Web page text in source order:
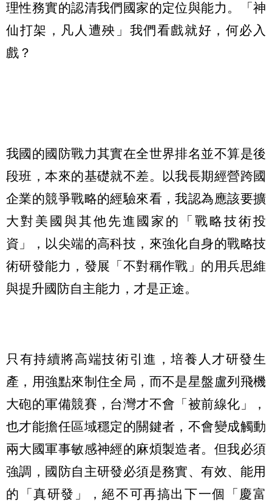
理性務實的認清我們國家的定位與能力。「神
仙打架，凡人遭殃」我們看戲就好，何必入
戲？
我國的國防戰力其實在全世界排名並不算是後
段班，本來的基礎就不差。以我長期經營跨國
企業的競爭戰略的經驗來看，我認為應該要擴
大對美國與其他先進國家的「戰略技術投
資」，以尖端的高科技，來強化自身的戰略技
術研發能力，發展「不對稱作戰」的用兵思維
與提升國防自主能力，才是正途。
只有持續將高端技術引進，培養人才研發生
產，用強點來制住全局，而不是星盤盧列飛機
大砲的軍備競賽，台灣才不會「被前線化」，
也才能擔任區域穩定的關鍵者，不會變成觸動
兩大國軍事敏感神經的麻煩製造者。但我必須
強調，國防自主研發必須是務實、有效、能用
的「真研發」，絕不可再搞出下一個「慶富